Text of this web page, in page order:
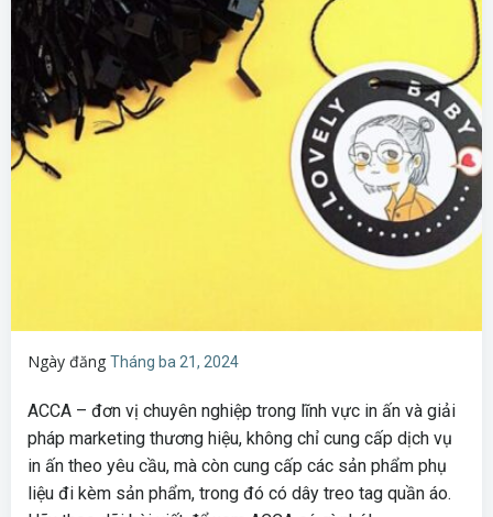
Ngày đăng Tháng ba 21, 2024
ACCA – đơn vị chuyên nghiệp trong lĩnh vực in ấn và giải
pháp marketing thương hiệu, không chỉ cung cấp dịch vụ
in ấn theo yêu cầu, mà còn cung cấp các sản phẩm phụ
liệu đi kèm sản phẩm, trong đó có dây treo tag quần áo.